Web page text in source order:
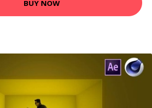
BUY NOW